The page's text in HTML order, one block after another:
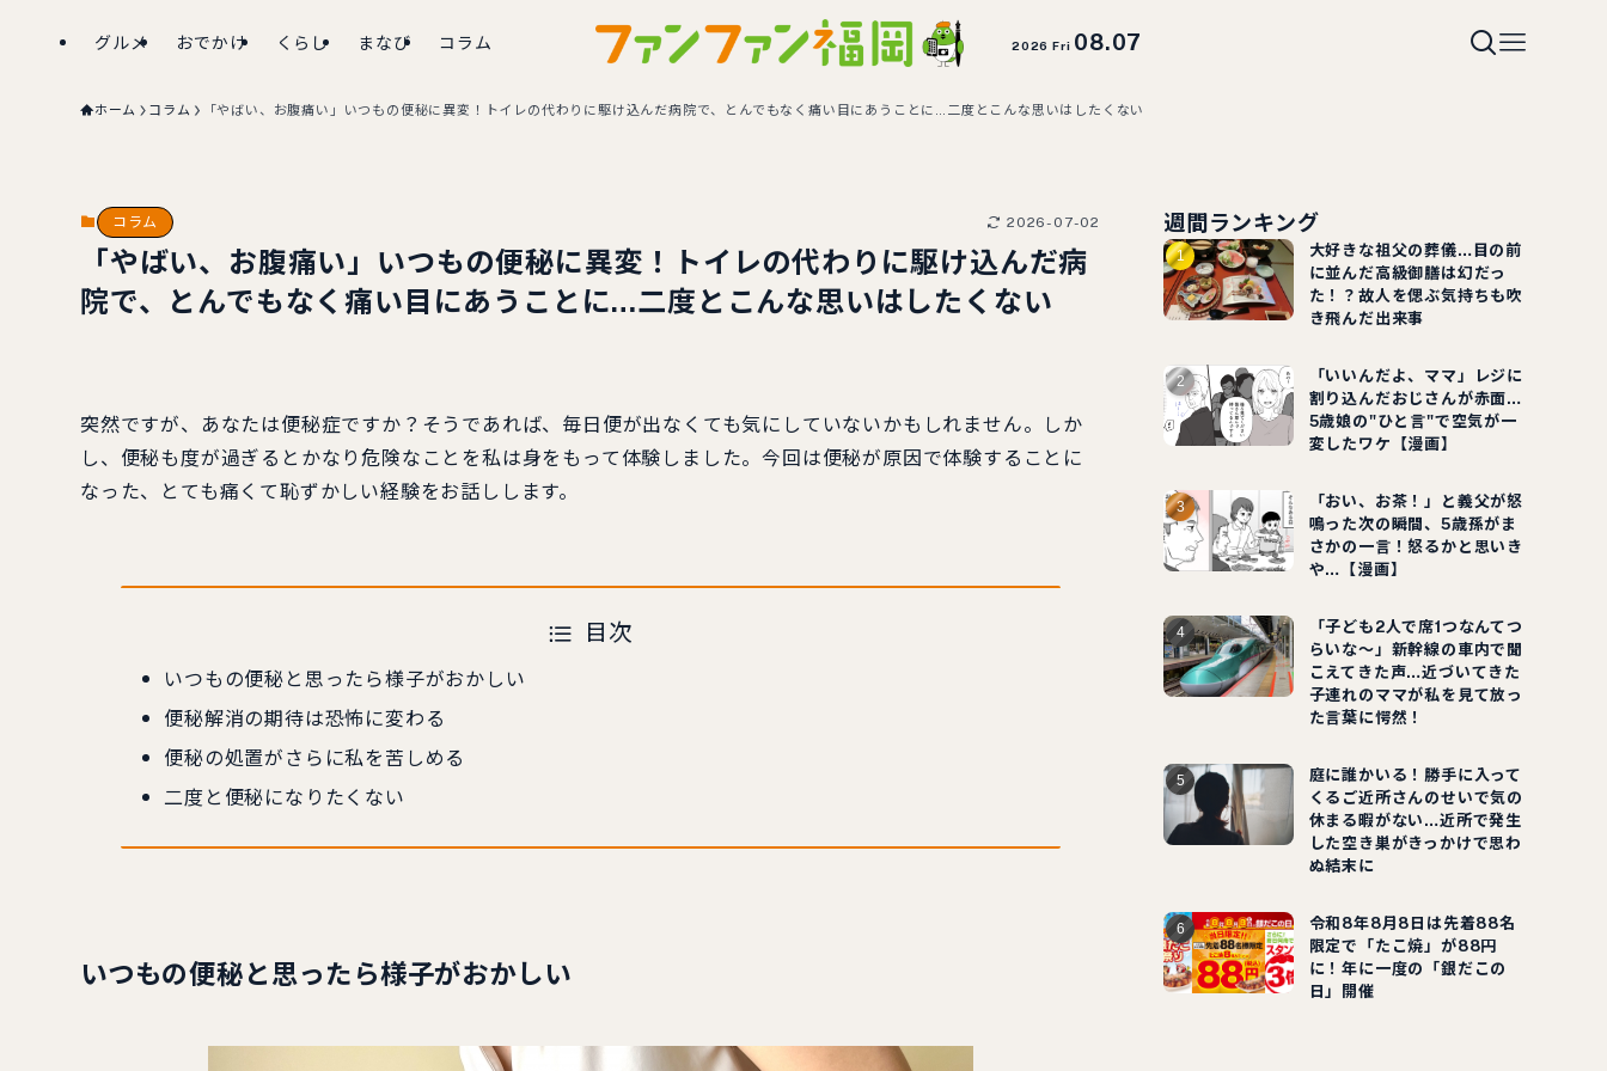
グルメ おでかけ くらし まなび コラム 2026 Fri 08.07
ホーム コラム 「やばい、お腹痛い」いつもの便秘に異変！トイレの代わりに駆け込んだ病院で、とんでもなく痛い目にあうことに…二度とこんな思いはしたくない
コラム 2026-07-02
「やばい、お腹痛い」いつもの便秘に異変！トイレの代わりに駆け込んだ病
院で、とんでもなく痛い目にあうことに…二度とこんな思いはしたくない
突然ですが、あなたは便秘症ですか？そうであれば、毎日便が出なくても気にしていないかもしれません。しか
し、便秘も度が過ぎるとかなり危険なことを私は身をもって体験しました。今回は便秘が原因で体験することに
なった、とても痛くて恥ずかしい経験をお話しします。
目次
いつもの便秘と思ったら様子がおかしい
便秘解消の期待は恐怖に変わる
便秘の処置がさらに私を苦しめる
二度と便秘になりたくない
いつもの便秘と思ったら様子がおかしい
週間ランキング
大好きな祖父の葬儀…目の前
に並んだ高級御膳は幻だっ
た！？故人を偲ぶ気持ちも吹
き飛んだ出来事
「いいんだよ、ママ」レジに
割り込んだおじさんが赤面…
5歳娘の"ひと言"で空気が一
変したワケ【漫画】
「おい、お茶！」と義父が怒
鳴った次の瞬間、5歳孫がま
さかの一言！怒るかと思いき
や…【漫画】
「子ども2人で席1つなんてつ
らいな～」新幹線の車内で聞
こえてきた声…近づいてきた
子連れのママが私を見て放っ
た言葉に愕然！
庭に誰かいる！勝手に入って
くるご近所さんのせいで気の
休まる暇がない…近所で発生
した空き巣がきっかけで思わ
ぬ結末に
令和8年8月8日は先着88名
限定で「たこ焼」が88円
に！年に一度の「銀だこの
日」開催